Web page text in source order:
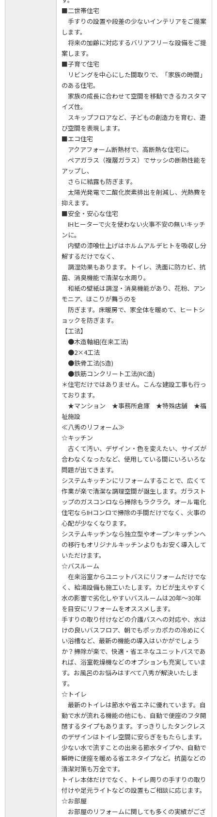
■二世帯住宅
手すりの設置や段差の少ないインテリアをご提案
します。
将来の加齢に対応するバリアフリーな設備をご提
案します。
■子育て住宅
リビングを中心にした間取りで、「家族の時間」
のある住宅。
家族の成長に合わせて空間を移動できるカスタマ
イズ性。
スキップフロアなど、子どもの創造力を育む、遊
び空間を表現します。
■エコ住宅
アクアフォーム断熱材で、高断熱な住宅に。
ペアガラス（複層ガラス）でサッシの断熱性能を
アップし、
さらに結露も防ぎます。
太陽光発電で二酸化炭素排出を削減し、光熱費を
抑えます。
■安全・安心な住宅
IHヒーターで火を使わない火事不安の無いキッチ
ンに。
内壁の漆喰仕上げはホルムアルデヒトを吸収し分
解するだけでなく、
調湿効果もあります。トイレ、洗面に防カビ、抗
菌、消臭機能で清潔な水周り。
和紙の壁紙は調湿・消臭機能があり、花粉、アン
モニア、ほこりが舞うのを
防ぎます。床暖房で、家全体を暖めて、ヒートシ
ョックを防ぎます。
【工法】
●木造軸組(在来工法)
●2×4工法
●鉄骨工法(S造)
●鉄筋コンクリート工法(RC造)
＊住宅だけではありません。こんな建設工事も行っ
ております。
★マンション ★事務所倉庫 ★特殊店舗 ★福
祉施設
≪八秀のリフォーム≫
☆キッチン
古くて汚い、デザイン・色を変えたい、サイズが
合わなくなったなど、使用している間にいろいろな
問題が出てきます。
システムキッチンにリフォームすることで、広くて
作業が楽で清潔な調理空間が誕生します。ガラスト
ップのガスコンロなら掃除もラクラク。オール電化
住宅ならIHコンロで掃除の手間だけでなく、火事の
心配が少なくなります。
システムキッチンなら独立型やオープンキッチンへ
の移行もオリジナルキッチンよりもお安く導入して
いただけます。
☆バスルーム
在来浴室からユニットバスにリフォームだけでな
く、給湯設備も施工いたします。カビが生えやすく
水の影響で劣化しやすいバスルームは20年～30年
を目安にリフォームをオススメします。
手すりの取り付けなどの介護バスへの対応や、水は
けの良いバスフロア、朝でもポッカポカの冷めにく
い浴槽など、最新の機能の導入はいかがでしょう
か？掃除が楽で、快適・省エネなユニットバスであ
れば、浴室乾燥機などのオプションも充実していま
す。お風呂のお悩みはすべて八秀が解決いたしま
す。
☆トイレ
最新のトイレは節水や省エネに優れています。自
動で水が流れる機能の他にも、自動で便座のフタ開
閉するタイプもあります。すっきりしたタンクレス
のデザインはトイレ空間に安らぎをもたらします。
少ない水で流すことの出来る節水タイプや、自動で
瞬時に便座を暖める省エネタイプなど。抗菌などの
清潔対策も万全です。
トイレ本体だけでなく、トイレ周りの手すりの取り
付けや足元ライトなどの設置もご相談に応じます。
☆お部屋
お部屋のリフォームに関しても多くの実績がござ